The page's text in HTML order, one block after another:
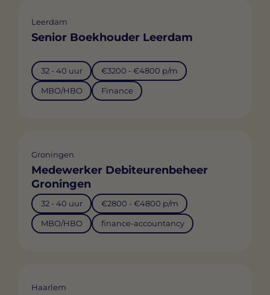
Leerdam
Senior Boekhouder Leerdam
32 - 40 uur €3200 - €4800 p/m
MBO/HBO Finance
Groningen
Medewerker Debiteurenbeheer
Groningen
32 - 40 uur €2800 - €4800 p/m
MBO/HBO finance-accountancy
Haarlem